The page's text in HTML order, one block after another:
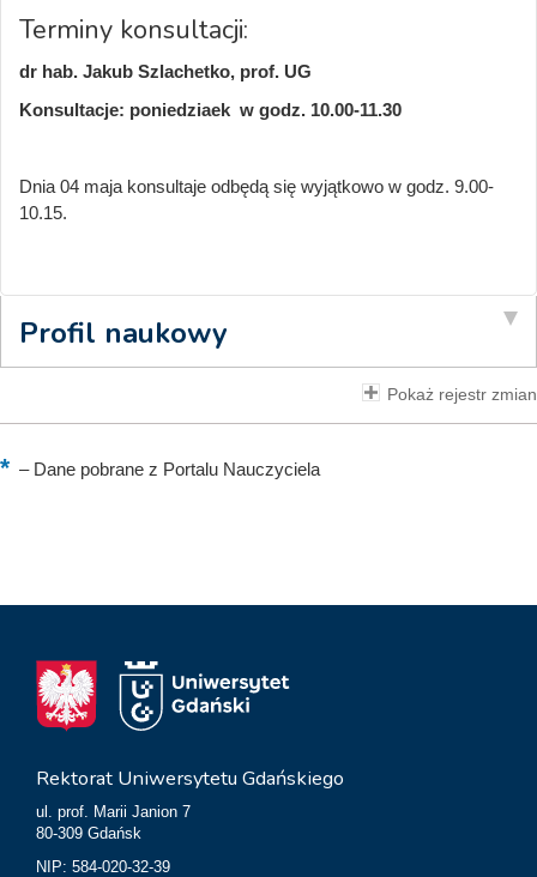
Terminy konsultacji:
dr hab. Jakub Szlachetko, prof. UG
Konsultacje: poniedziaek w godz. 10.00-11.30
Dnia 04 maja konsultaje odbędą się wyjątkowo w godz. 9.00-
10.15.
Profil naukowy
Pokaż rejestr zmian
–Dane pobrane z Portalu Nauczyciela
Rektorat Uniwersytetu Gdańskiego
ul. prof. Marii Janion 7
80-309 Gdańsk
NIP: 584-020-32-39